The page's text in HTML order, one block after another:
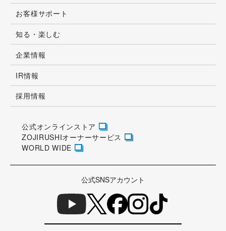
お客様サポート
知る・楽しむ
企業情報
IR情報
採用情報
公式オンラインストア
ZOJIRUSHIオーナーサービス
WORLD WIDE
公式SNSアカウント